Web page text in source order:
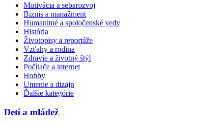
Motivácia a sebarozvoj
Biznis a manažment
Humanitné a spoločenské vedy
História
Životopisy a reportáže
Vzťahy a rodina
Zdravie a životný štýl
Počítače a internet
Hobby
Umenie a dizajn
Ďalšie kategórie
Deti a mládež